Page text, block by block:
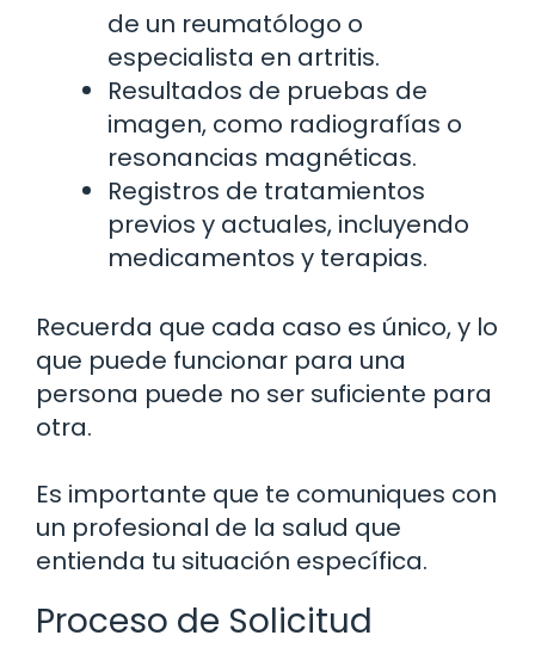
de un reumatólogo o
especialista en artritis.
Resultados de pruebas de
imagen, como radiografías o
resonancias magnéticas.
Registros de tratamientos
previos y actuales, incluyendo
medicamentos y terapias.
Recuerda que cada caso es único, y lo
que puede funcionar para una
persona puede no ser suficiente para
otra.
Es importante que te comuniques con
un profesional de la salud que
entienda tu situación específica.
Proceso de Solicitud